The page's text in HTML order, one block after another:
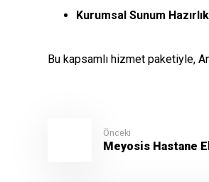
Kurumsal Sunum
Bu kapsamlı hizmet paketiyle,
Önceki
Meyosis Hastane